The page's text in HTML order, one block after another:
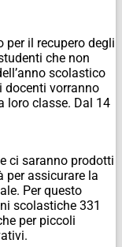
per il recupero degli
che non
scolastico
docenti vorranno
loro classe. Dal 14
ci saranno prodotti
per assicurare la
Per questo
scolastiche 331
per piccoli